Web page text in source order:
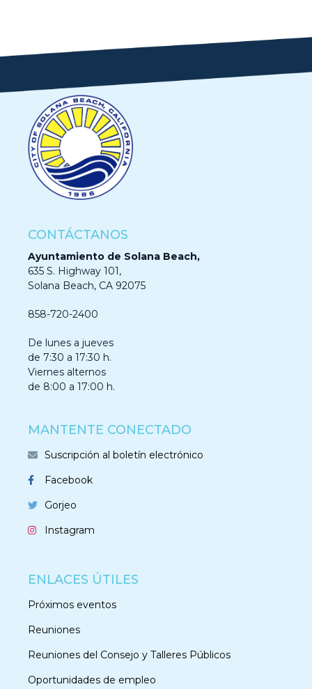
CONTÁCTANOS
Ayuntamiento de Solana Beach,
635 S. Highway 101,
Solana Beach, CA 92075
858-720-2400
De lunes a jueves
de 7:30 a 17:30 h.
Viernes alternos
de 8:00 a 17:00 h.
MANTENTE CONECTADO
Suscripción al boletín electrónico
Facebook
Gorjeo
Instagram
ENLACES ÚTILES
Próximos eventos
Reuniones
Reuniones del Consejo y Talleres Públicos
Oportunidades de empleo